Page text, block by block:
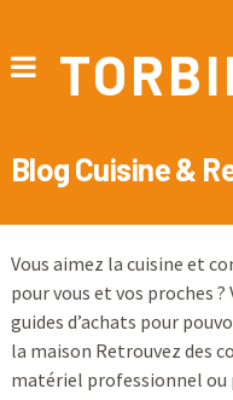
Blog Cuisine &
Vous aimez la cuisine et
pour vous et vos proches
guides d’achats pour
la maison Retrouvez des
matériel professionnel ou